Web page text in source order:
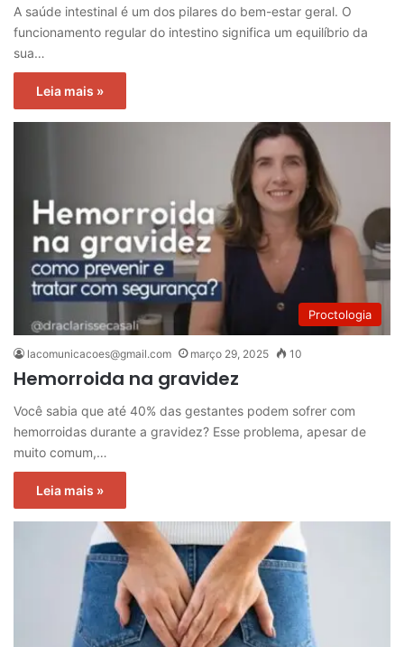
A saúde intestinal é um dos pilares do bem-estar geral. O
funcionamento regular do intestino significa um equilíbrio da
sua…
Leia mais »
Proctologia
lacomunicacoes@gmail.com março 29, 2025 10
Hemorroida na gravidez
Você sabia que até 40% das gestantes podem sofrer com
hemorroidas durante a gravidez? Esse problema, apesar de
muito comum,…
Leia mais »